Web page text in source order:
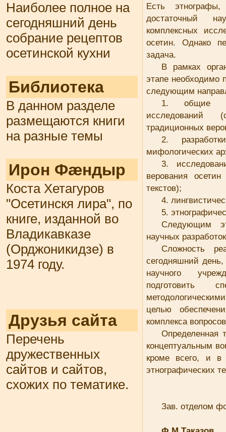
Наиболее полное на
сегодняшний день
собрание рецептов
осетинской кухни
Библиотека
В данном разделе
размещаются книги
на разные темы
Ирон Фæндыр
Коста Хетагуров
"Осетинскя лира", по
книге, изданной во
Владикавказе
(Орджоникидзе) в
1974 году.
Друзья сайта
Перечень
дружественных
сайтов и сайтов,
схожих по тематике.
Есть
достаточный
комплексных
осетин. Однако
задача.
В рамках
этапе необходимо
следующим
1. общие
исследований
традиционных
2.
мифологических
3.
верования
текстов);
4.
5.
Следующим
научных
Сложность
сегодняшний
научного
подготовить
целью
комплекса
Определенная
концептуальным
кроме всего, и в
этнографических
Зав. отделом